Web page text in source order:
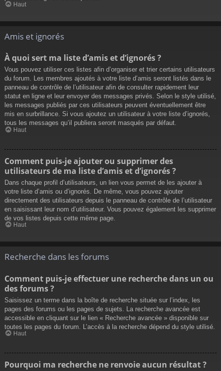
Haut
Amis et ignorés
À quoi sert ma liste d’amis et d’ignorés ?
Vous pouvez utiliser ces listes afin d’organiser et trier certains utilisateurs
du forum. Les membres ajoutés à votre liste d’amis seront listés dans le
panneau de contrôle de l’utilisateur afin de consulter rapidement leur
statut en ligne et leur envoyer des messages privés. Selon le style utilisé,
les messages publiés par ces utilisateurs peuvent éventuellement être
mis en surbrillance. Si vous ajoutez un utilisateur à votre liste d’ignorés,
tous les messages qu’il publiera seront masqués par défaut.
Haut
Comment puis-je ajouter ou supprimer des
utilisateurs de ma liste d’amis et d’ignorés ?
Dans chaque profil d’utilisateurs, un lien vous permet de les ajouter à
votre liste d’amis ou d’ignorés. De même, vous pouvez ajouter
directement des utilisateurs depuis le panneau de contrôle de l’utilisateur
en saisissant leur nom d’utilisateur. Vous pouvez également les supprimer
de vos listes depuis cette même page.
Haut
Recherche dans les forums
Comment puis-je effectuer une recherche dans un ou
des forums ?
Saisissez un terme dans la boîte de recherche située sur l’index, les
pages des forums ou les pages de sujets. La recherche avancée est
accessible en cliquant sur le lien « Recherche avancée » disponible sur
toutes les pages du forum. L’accès à la recherche dépend du style utilisé.
Haut
Pourquoi ma recherche ne renvoie aucun résultat ?